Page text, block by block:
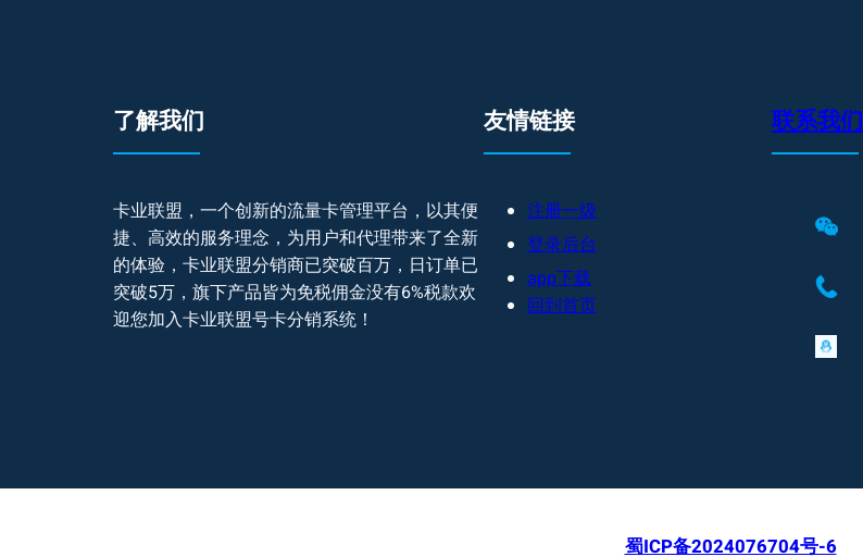
了解我们
卡业联盟，一个创新的流量卡管理平台，以其便
捷、高效的服务理念，为用户和代理带来了全新
的体验，卡业联盟分销商已突破百万，日订单已
突破5万，旗下产品皆为免税佣金没有6%税款欢
迎您加入卡业联盟号卡分销系统！
友情链接
注册一级
登录后台
app下载
回到首页
联系我们
蜀ICP备2024076704号-6